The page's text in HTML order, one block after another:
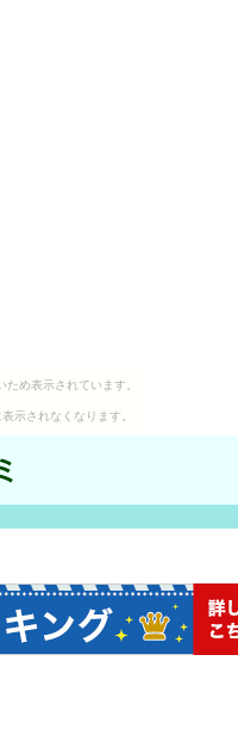
め表示されています。
示されなくなります。